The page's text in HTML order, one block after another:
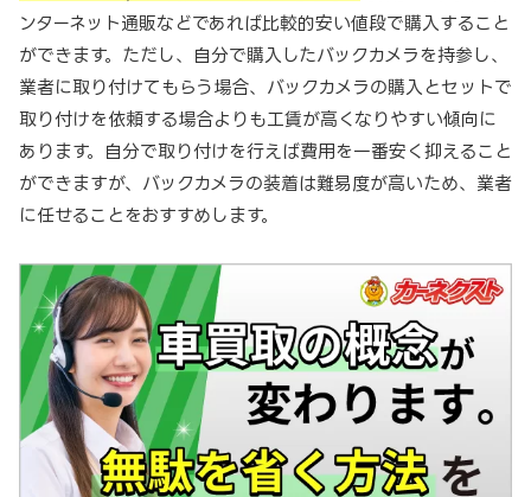
ンターネット通販などであれば比較的安い値段で購入すること
ができます。ただし、自分で購入したバックカメラを持参し、
業者に取り付けてもらう場合、バックカメラの購入とセットで
取り付けを依頼する場合よりも工賃が高くなりやすい傾向に
あります。自分で取り付けを行えば費用を一番安く抑えること
ができますが、バックカメラの装着は難易度が高いため、業者
に任せることをおすすめします。